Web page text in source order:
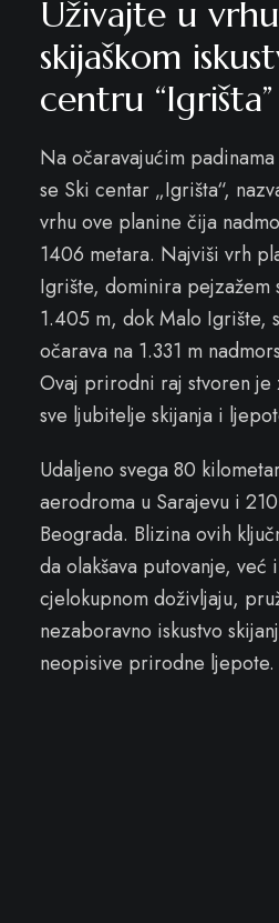
Uživajte u
skijaškom
centru “Igrišta”
Na očaravajućim
se Ski centar „Igrišta“,
vrhu ove planine čija
1406 metara. Najviši vrh
Igrište, dominira pejzažem
1.405 m, dok Malo Igrište,
očarava na 1.331 m
Ovaj prirodni raj stvoren je
sve ljubitelje skijanja i
Udaljeno svega 80
aerodroma u Sarajevu i
Beograda. Blizina ovih
da olakšava putovanje, već
cjelokupnom doživljaju,
nezaboravno iskustvo
neopisive prirodne ljepote.